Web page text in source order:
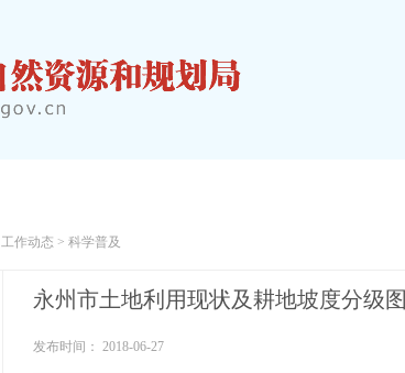
工作动态 > 科学普及
永州市土地利用现状及耕地坡度分级图
发布时间： 2018-06-27